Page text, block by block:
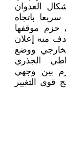
العدوان
سريعا باتجاه
حزم موقفها
منه إعلان
ووضع
الجذري
بين وجهي
قوى التغيير